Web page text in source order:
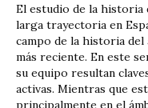
El estudio de la historia
larga trayectoria en
campo de la historia
más reciente. En este
su equipo resultan
activas. Mientras que
principalmente en el